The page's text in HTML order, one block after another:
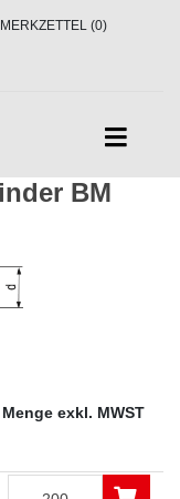
MERKZETTEL (0)
BM
exkl. MWST